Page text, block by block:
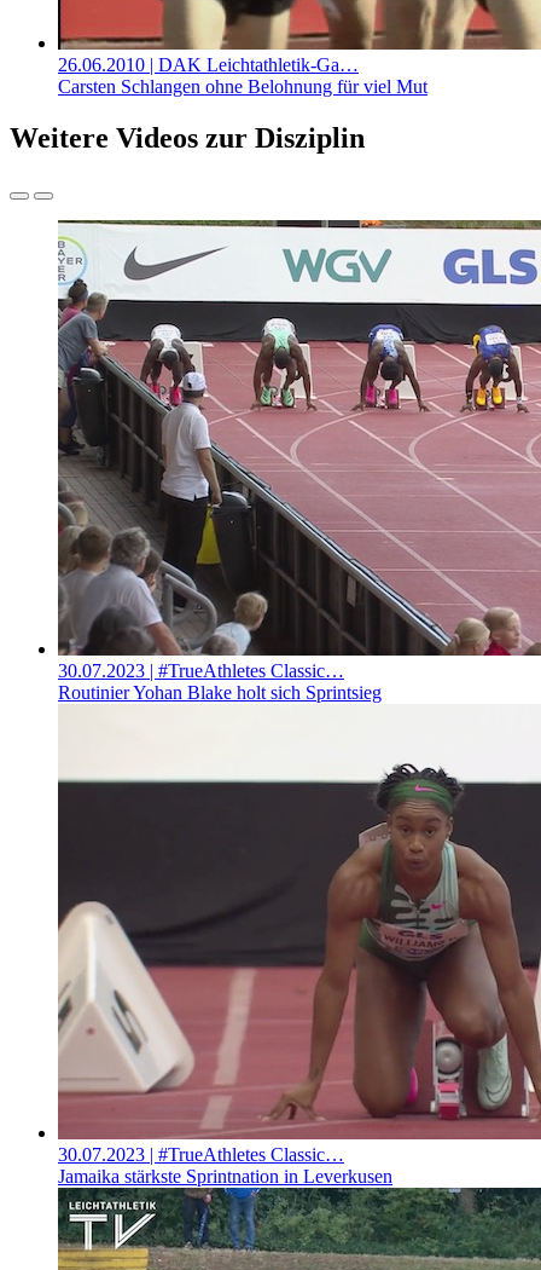
26.06.2010 | DAK Leichtathletik-Ga…
Carsten Schlangen ohne Belohnung für viel Mut
Weitere Videos zur Disziplin
30.07.2023 | #TrueAthletes Classic…
Routinier Yohan Blake holt sich Sprintsieg
30.07.2023 | #TrueAthletes Classic…
Jamaika stärkste Sprintnation in Leverkusen